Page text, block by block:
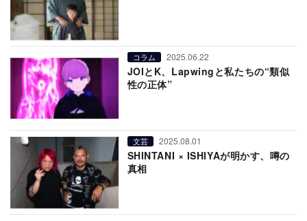
コラム 2025.06.22
JOIとK、Lapwingと私たちの“類似
性の正体”
文芸 2025.08.01
SHINTANI × ISHIYAが明かす、噂の
真相